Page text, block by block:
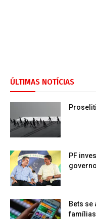
ÚLTIMAS NOTÍCIAS
PF
Bets se